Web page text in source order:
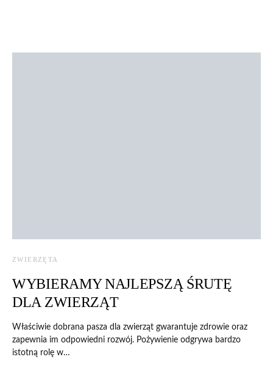
ZWIERZĘTA
WYBIERAMY NAJLEPSZĄ ŚRUTĘ
DLA ZWIERZĄT
Właściwie dobrana pasza dla zwierząt gwarantuje zdrowie oraz
zapewnia im odpowiedni rozwój. Pożywienie odgrywa bardzo
istotną rolę w…